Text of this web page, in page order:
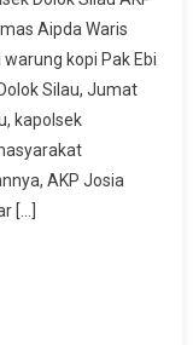
Aipda Waris
kopi Pak Ebi
Silau, Jumat
kapolsek
AKP Josia
[…]